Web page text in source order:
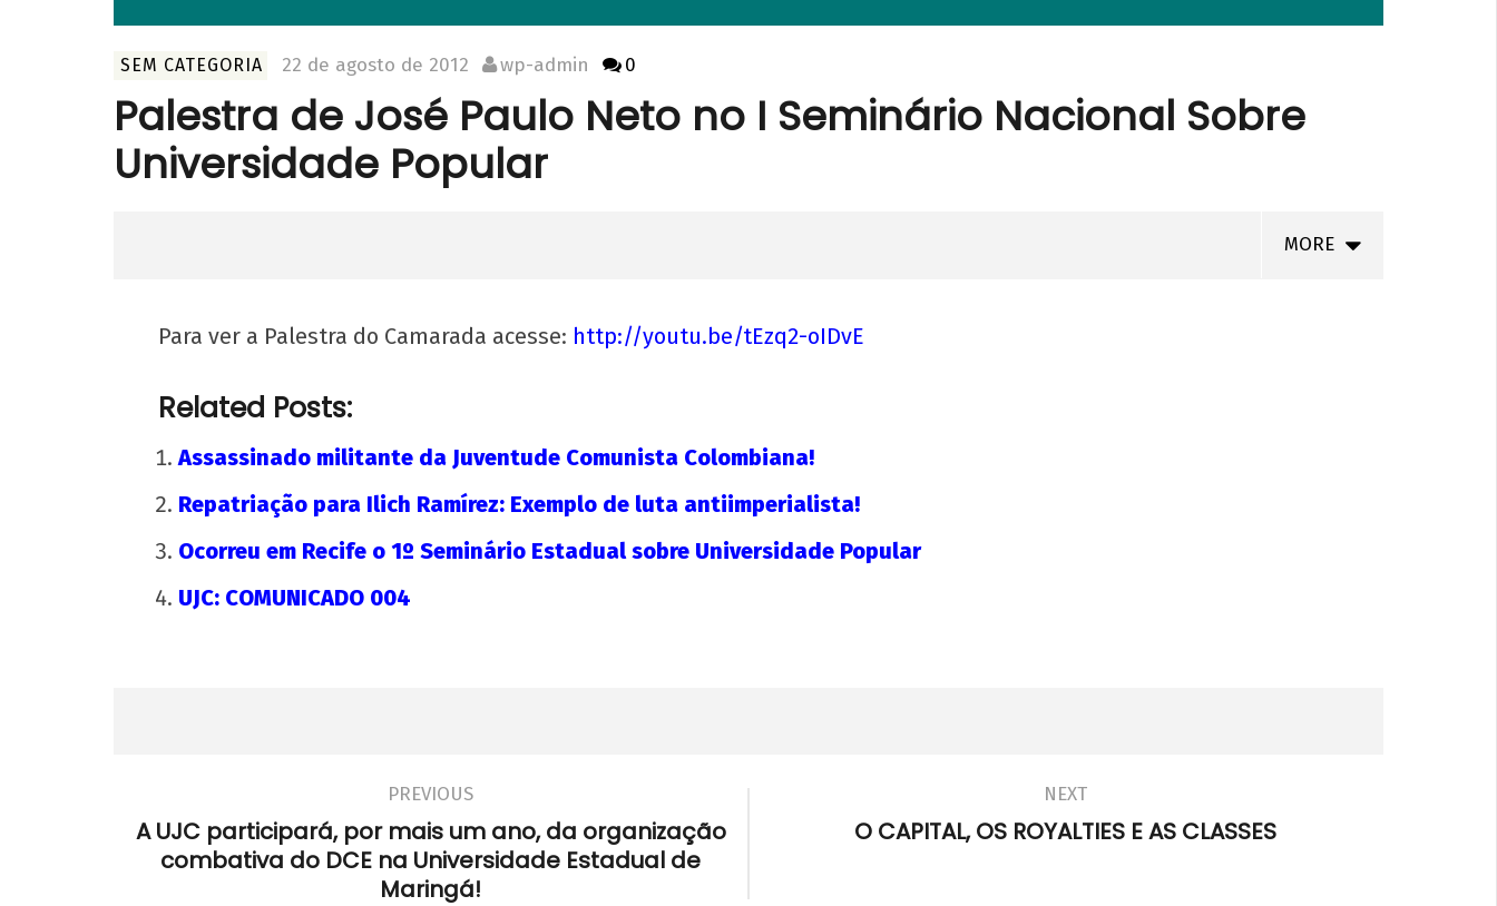
SEM CATEGORIA 22 de agosto de 2012 wp-admin 0
Palestra de José Paulo Neto no I Seminário Nacional Sobre
Universidade Popular
MORE
NOW VIEWING
Palestra de José Paulo Neto no I Seminário
Para ver a Palestra do Camarada acesse: http://youtu.be/tEzq2-oIDvE
Related Posts:
Assassinado militante da Juventude Comunista Colombiana!
Repatriação para Ilich Ramírez: Exemplo de luta antiimperialista!
Ocorreu em Recife o 1º Seminário Estadual sobre Universidade Popular
UJC: COMUNICADO 004
PREVIOUS
A UJC participará, por mais um ano, da organização
combativa do DCE na Universidade Estadual de
Maringá!
NEXT
O CAPITAL, OS ROYALTIES E AS CLASSES